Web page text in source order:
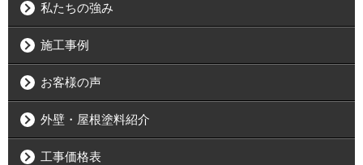
私たちの強み
施工事例
お客様の声
外壁・屋根塗料紹介
工事価格表